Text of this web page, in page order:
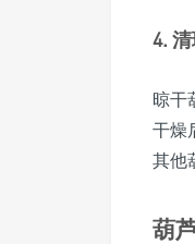
4.
晾干
干燥
其他
葫